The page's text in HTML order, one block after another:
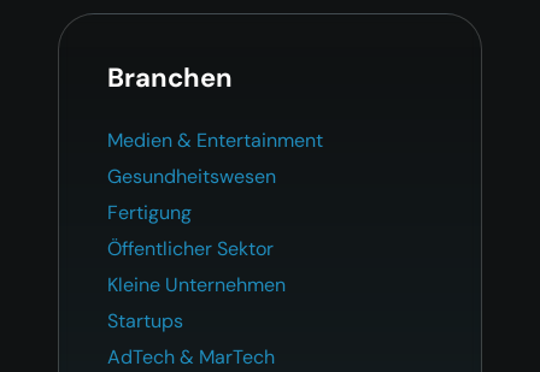
Branchen
Medien & Entertainment
Gesundheitswesen
Fertigung
Öffentlicher Sektor
Kleine Unternehmen
Startups
AdTech & MarTech